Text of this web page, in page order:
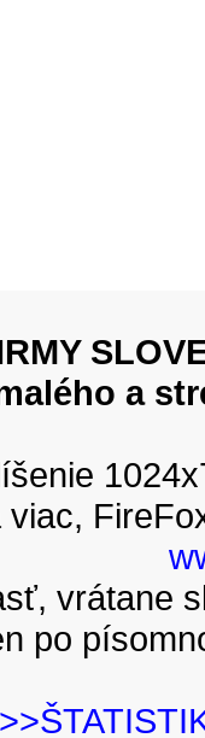
a
viac,
vrátane
po